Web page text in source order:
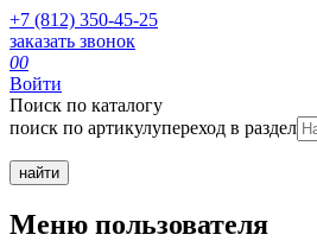
+7 (812) 350-45-25
заказать звонок
00
Войти
Поиск по каталогу
поиск по артикулупереход в раздел
Меню пользователя